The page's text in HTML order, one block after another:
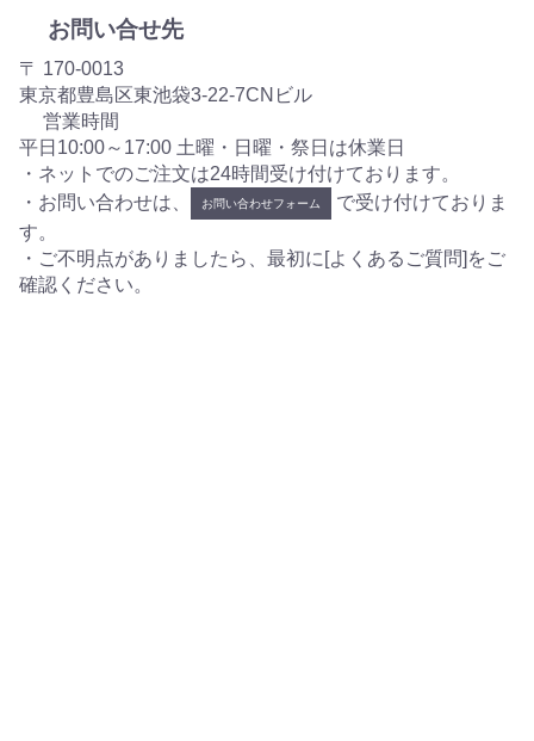
お問い合せ先
〒 170-0013
東京都豊島区東池袋3-22-7CNビル
営業時間
平日10:00～17:00 土曜・日曜・祭日は休業日
・ネットでのご注文は24時間受け付けております。
・お問い合わせは、
お問い合わせフォーム
で受け付けておりま
す。
・ご不明点がありましたら、最初に[よくあるご質問]をご
確認ください。